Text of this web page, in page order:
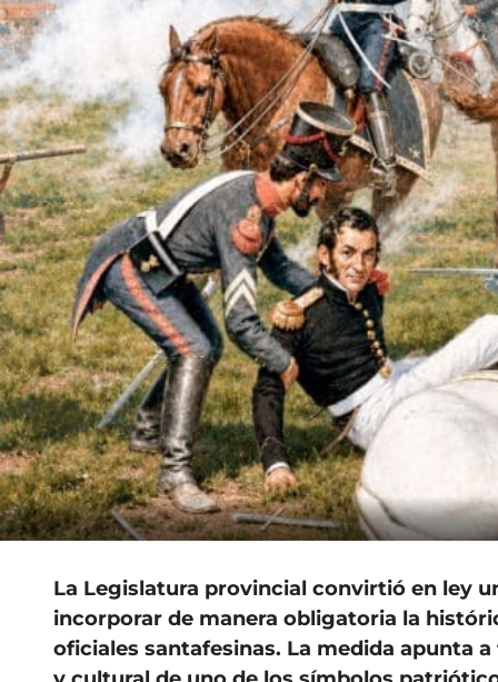
La Legislatura provincial convirtió en ley
incorporar de manera obligatoria la
oficiales santafesinas. La medida apunta